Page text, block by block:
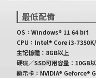
最低配備
OS：Windows® 11 64 bit
CPU：Intel® Core i3-
主記憶體：8GB以上
硬碟／SSD可用容量：10GB
顯示卡：NVIDIA® Geforce®